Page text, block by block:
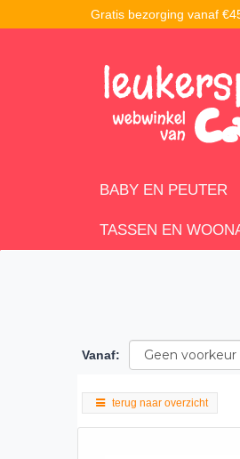
Gratis bezorging vanaf
BABY EN PEUTER
TASSEN EN
Vanaf:
terug naar overzicht